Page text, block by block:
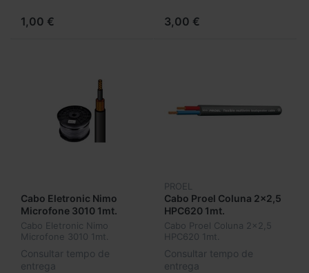
1,00 € 3,00 €
Cabo Eletronic Nimo
Microfone 3010 1mt.
Cabo Eletronic Nimo
Microfone 3010 1mt.
Consultar tempo de
entrega
PROEL
Cabo Proel Coluna 2x2,5
HPC620 1mt.
Cabo Proel Coluna 2x2,5
HPC620 1mt.
Consultar tempo de
entrega